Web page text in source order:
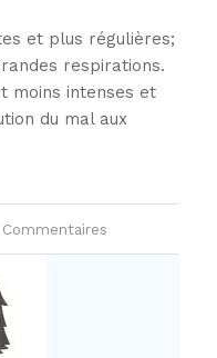
et plus régulières;
respirations.
moins intenses et
du mal aux